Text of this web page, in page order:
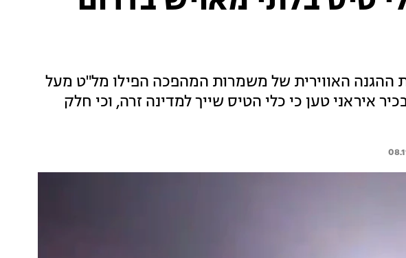
ההגנה האווירית של משמרות המהפכה הפילו מל"ט מעל
איראני טען כי כלי הטיס שייך למדינה זרה, וכי חלק